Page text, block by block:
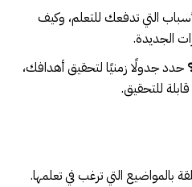
التي تدفعك للتعلم، وكيف
الجديدة.
حدد جدولًا زمنيًا لتحقيق أهدافك،
للتحقيق.
بالمواضيع التي ترغب في تعلمها.